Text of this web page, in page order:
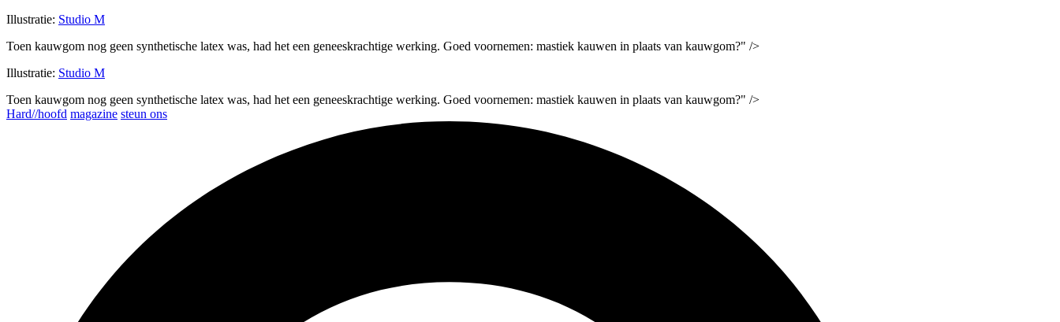
Illustratie: Studio M
Toen kauwgom nog geen synthetische latex was, had het een geneeskrachtige werking. Goed voornemen: mastiek kauwen in plaats van kauwgom?" />
Illustratie: Studio M
Toen kauwgom nog geen synthetische latex was, had het een geneeskrachtige werking. Goed voornemen: mastiek kauwen in plaats van kauwgom?" />
Hard//hoofd magazine steun ons